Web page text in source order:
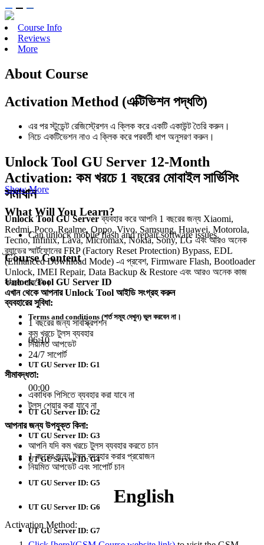
Course Info
Reviews
More
About Course
Activation Method (এক্টিভিশন পদ্ধতি)
এর পর স্টুডেন্ট রেজিস্ট্রেশন এ ক্লিক করে একটি একাউন্ট তৈরি করুন।
নিচে একটিভেশন নাও এ ক্লিক করে পরবর্তী ধাপ অনুসরণ করুন।
Unlock Tool GU Server 12-Month
Activation: কম খরচে 1 বছরের মোবাইল সার্ভিসিং
সমাধান
Unlock Tool GU Serverব্যবহার করে আপনি 1 বছরের জন্য Xiaomi,
Redmi, Poco, Realme, Oppo, Vivo, Samsung, Huawei, Motorola,
Tecno, Infinix, Lava, Micromax, Nokia, Sony, LG এবং আরও অনেক
ব্র্যান্ডের স্মার্টফোনের FRP (Factory Reset Protection) Bypass, EDL
(Enhanced Download Mode) -এ প্রবেশ, Firmware Flash, Bootloader
Unlock, IMEI Repair, Data Backup & Restore এবং আরও অনেক কাজ
করতে পারবেন।
ব্যবহারের সুবিধা:
1 বছরের জন্য সাবস্ক্রিপশন
কম খরচে টুলস ব্যবহার
নিয়মিত আপডেট
24/7 সাপোর্ট
সীমাবদ্ধতা:
একাধিক পিসিতে ব্যবহার করা যাবে না
টুলস শেয়ার করা যাবে না
আপনার জন্য উপযুক্ত কিনা:
আপনি যদি কম খরচে টুলস ব্যবহার করতে চান
1 বছরের জন্য টুলস ব্যবহার করার প্রয়োজন
নিয়মিত আপডেট এবং সাপোর্ট চান
English
Activation Method:
Show More
What Will You Learn?
Can unlock mobile flash and repair software issues.
Course Content
Unlock Tool GU Server ID
এখান থেকে আপনার Unlock Tool আইডি সংগ্রহ করুন
Terms and conditions (শর্ত সমূহ দেখুন) ভুল করবেন না।
06:10
UT GU Server ID: G1
00:00
UT GU Server ID: G2
UT GU Server ID: G3
UT GU Server ID: G4
UT GU Server ID: G5
UT GU Server ID: G6
UT GU Server ID: G7